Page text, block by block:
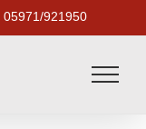
05971/921950